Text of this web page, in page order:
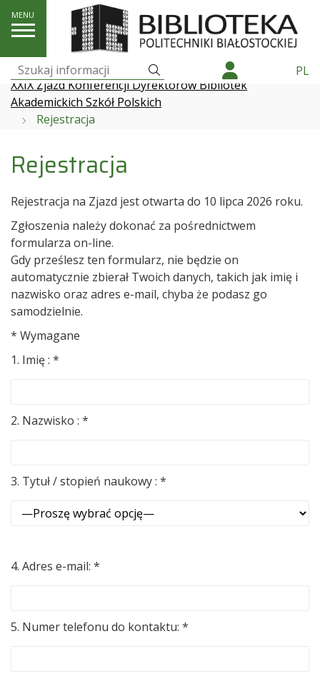
Szukaj:
PL
XXIX Zjazd Konferencji Dyrektorów Bibliotek
Akademickich Szkół Polskich
Rejestracja
Rejestracja
Rejestracja na Zjazd jest otwarta do 10 lipca 2026 roku.
Zgłoszenia należy dokonać za pośrednictwem
formularza on-line.
Gdy prześlesz ten formularz, nie będzie on
automatycznie zbierał Twoich danych, takich jak imię i
nazwisko oraz adres e-mail, chyba że podasz go
samodzielnie.
* Wymagane
1. Imię : *
2. Nazwisko : *
3. Tytuł / stopień naukowy : *
4. Adres e-mail: *
5. Numer telefonu do kontaktu: *